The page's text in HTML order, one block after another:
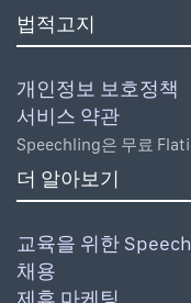
법적고지
개인정보 보호정책
서비스 약관
Speechling은 무료
더 알아보기
교육을 위한
채용